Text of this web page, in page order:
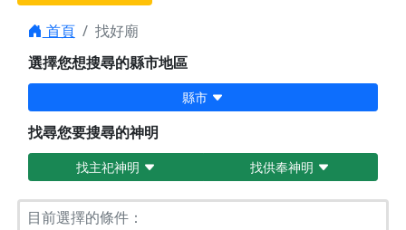
首頁
找好廟
選擇您想搜尋的縣市地區
縣市
找尋您要搜尋的神明
找主祀神明 找供奉神明
目前選擇的條件：